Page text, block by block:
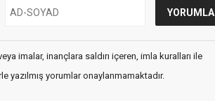
imalar, inançlara saldırı içeren, imla kuralları ile
yazılmış yorumlar onaylanmamaktadır.